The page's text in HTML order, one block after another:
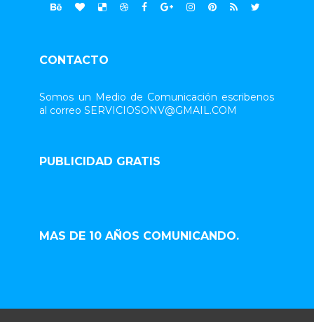
CONTACTO
Somos un Medio de Comunicación escribenos
al correo SERVICIOSONV@GMAIL.COM
PUBLICIDAD GRATIS
MAS DE 10 AÑOS COMUNICANDO.